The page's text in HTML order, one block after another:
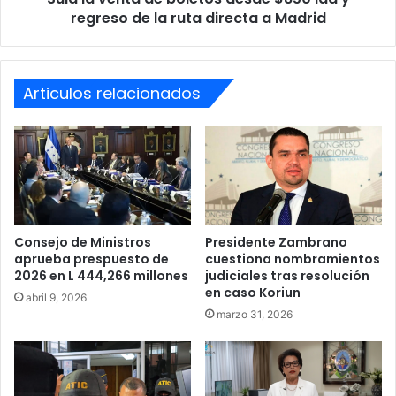
$850
regreso
de
la
ruta
directa
Madrid
regreso de la ruta directa a Madrid
Articulos relacionados
Consejo de Ministros
aprueba prespuesto de
2026 en L 444,266 millones
abril 9, 2026
Presidente Zambrano
cuestiona nombramientos
judiciales tras resolución
en caso Koriun
marzo 31, 2026